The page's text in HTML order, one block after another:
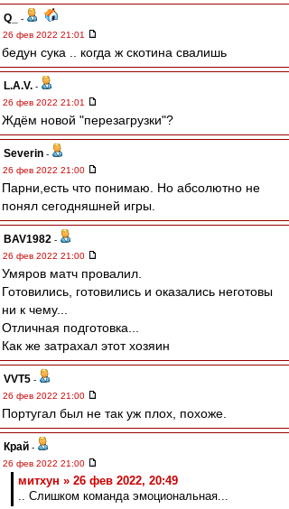
Q_
-
26 фев 2022 21:01
бедун сука .. когда ж скотина свалишь
L.А.V. -
26 фев 2022 21:01
Ждём новой "перезагрузки"?
Severin -
26 фев 2022 21:00
Парни,есть что понимаю. Но абсолютно не
понял сегодняшней игры.
BAV1982 -
26 фев 2022 21:00
Умяров матч провалил.
Готовились, готовились и оказались неготовы
ни к чему...
Отличная подготовка...
Как же затрахал этот хозяин
VVT5 -
26 фев 2022 21:00
Португал был не так уж плох, похоже.
Край -
26 фев 2022 21:00
митхун » 26 фев 2022, 20:49
.. Слишком команда эмоциональная...